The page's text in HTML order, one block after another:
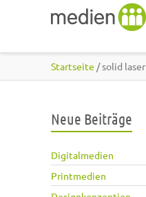
Startseite / solid laser
Neue Beiträge
Digitalmedien
Printmedien